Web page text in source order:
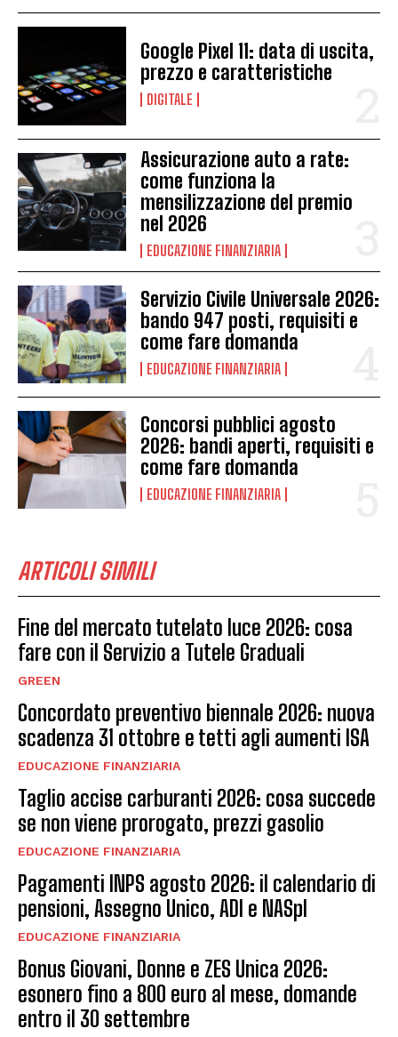
Google Pixel 11: data di uscita,
prezzo e caratteristiche
DIGITALE
Assicurazione auto a rate:
come funziona la
mensilizzazione del premio
nel 2026
EDUCAZIONE FINANZIARIA
Servizio Civile Universale 2026:
bando 947 posti, requisiti e
come fare domanda
EDUCAZIONE FINANZIARIA
Concorsi pubblici agosto
2026: bandi aperti, requisiti e
come fare domanda
EDUCAZIONE FINANZIARIA
ARTICOLI SIMILI
Fine del mercato tutelato luce 2026: cosa
fare con il Servizio a Tutele Graduali
GREEN
Concordato preventivo biennale 2026: nuova
scadenza 31 ottobre e tetti agli aumenti ISA
EDUCAZIONE FINANZIARIA
Taglio accise carburanti 2026: cosa succede
se non viene prorogato, prezzi gasolio
EDUCAZIONE FINANZIARIA
Pagamenti INPS agosto 2026: il calendario di
pensioni, Assegno Unico, ADI e NASpI
EDUCAZIONE FINANZIARIA
Bonus Giovani, Donne e ZES Unica 2026:
esonero fino a 800 euro al mese, domande
entro il 30 settembre